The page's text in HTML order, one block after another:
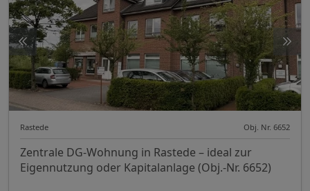
Rastede Obj. Nr. 6652
Zentrale DG-Wohnung in Rastede – ideal zur
Eigennutzung oder Kapitalanlage (Obj.-Nr. 6652)